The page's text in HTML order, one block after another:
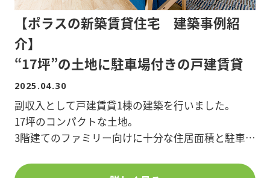
■埼玉県草加市瀬崎5-997-10付近 重量鉄骨造3階建
て
■埼玉県草加市谷塚町1518-1付近 木造軸組工法2階
****************************
詳しくはチラシをご確認ください。
<第2部>
・講師:株式会社中央ビル管理(ポラスグループ)メン
テナンス課 内田裕子氏
「実例 空き家管理の事例・サービスについて」
<第3部>
・講師:株式会社中央住宅(ポラスグループ)Re:polus
課 高橋 重弘氏
「空き家売却のポイント・事例」
【ポラスの新築賃貸住宅 建築事例紹
介】
“17坪”の土地に駐車場付きの戸建賃貸
2025.04.30
副収入として戸建賃貸1棟の建築を行いました。
17坪のコンパクトな土地。
3階建てのファミリー向けに十分な住居面積と駐車場
1階部分の一部をガレージとして利用することで住居